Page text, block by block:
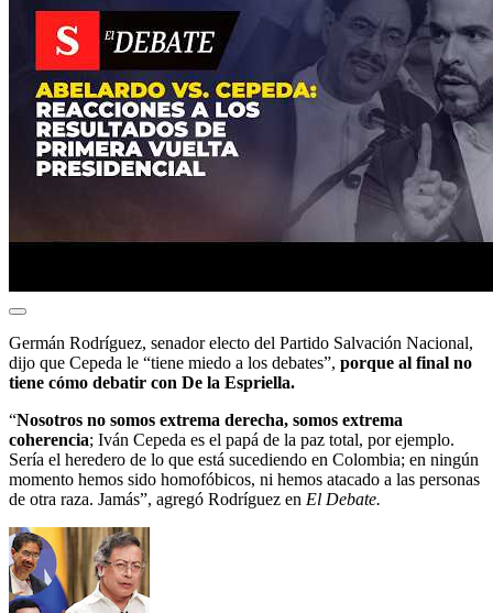
Germán Rodríguez, senador electo del Partido Salvación Nacional,
dijo que Cepeda le “tiene miedo a los debates”, porque al final no
tiene cómo debatir con De la Espriella.
“Nosotros no somos extrema derecha, somos extrema
coherencia; Iván Cepeda es el papá de la paz total, por ejemplo.
Sería el heredero de lo que está sucediendo en Colombia; en ningún
momento hemos sido homofóbicos, ni hemos atacado a las personas
de otra raza. Jamás”, agregó Rodríguez en El Debate.